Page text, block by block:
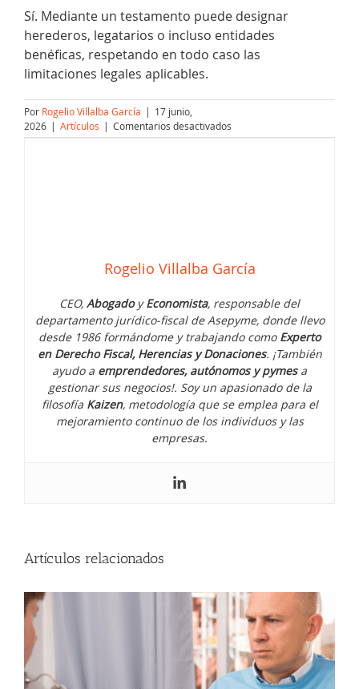
Sí. Mediante un testamento puede designar
herederos, legatarios o incluso entidades
benéficas, respetando en todo caso las
limitaciones legales aplicables.
Por Rogelio Villalba García | 17 junio,
2026 | Artículos | Comentarios desactivados
¿Qué
Rogelio Villalba García
CEO, AbogadoyEconomista, responsable del
departamento jurídico-fiscal de Asepyme, donde llevo
desde 1986 formándome y trabajando como Experto
en Derecho Fiscal, Herencias y Donaciones. ¡También
ayudo a emprendedores, autónomos y pymesa
gestionar sus negocios!. Soy un apasionado de la
filosofía Kaizen, metodología que se emplea para el
mejoramiento continuo de los individuos y las
empresas.
Artículos relacionados
Si tus padres te dieron dinero para
comprar una vivienda